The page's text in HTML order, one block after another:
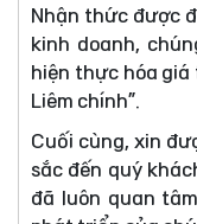
Nhận thức được
kinh doanh,
hiện thực hóa giá
Liêm chính”.
Cuối cùng, xin
sắc đến quý
đã luôn quan